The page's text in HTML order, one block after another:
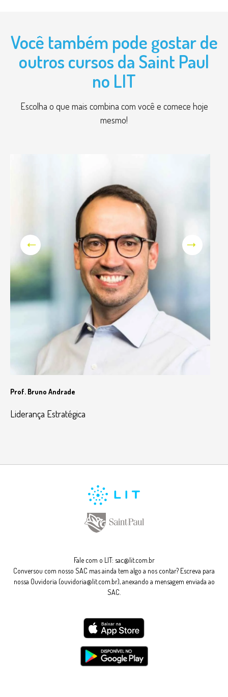
Você também pode gostar de
outros cursos da Saint Paul
no LIT
Escolha o que mais combina com você e comece hoje
mesmo!
Prof. Bruno Andrade
Liderança Estratégica
Fale com o LIT: sac@lit.com.br
Conversou com nosso SAC mas ainda tem algo a nos contar? Escreva para
nossa Ouvidoria (ouvidoria@lit.com.br), anexando a mensagem enviada ao
SAC.